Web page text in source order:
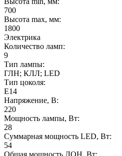
700
Высота max, мм:
1800
Электрика
Количество ламп:
9
Тип лампы:
ГЛН; КЛЛ; LED
Тип цоколя:
E14
Напряжение, В:
220
Мощность лампы, Вт:
28
Суммарная мощность LED, Вт:
54
Общая мощность ЛОН, Вт: